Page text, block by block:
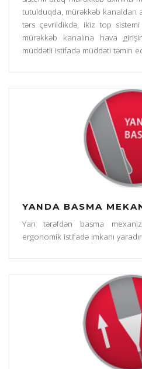
tutulduqda, mürəkkəb kanaldan
tərs çevrildikdə, ikiz top sistemi
mürəkkəb kanalına hava
müddətli istifadə müddəti təmin
YANDA BASMA
Yan tərəfdən basma
ergonomik istifadə imkanı